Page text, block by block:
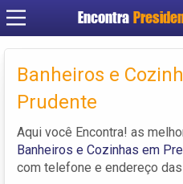
Encontra
Banheiros e
Prudente
Aqui você Encontra! as
Banheiros e Cozinhas em
com telefone e endereço